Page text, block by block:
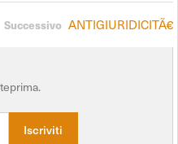
Successivo ANTIGIURIDICITÃ€